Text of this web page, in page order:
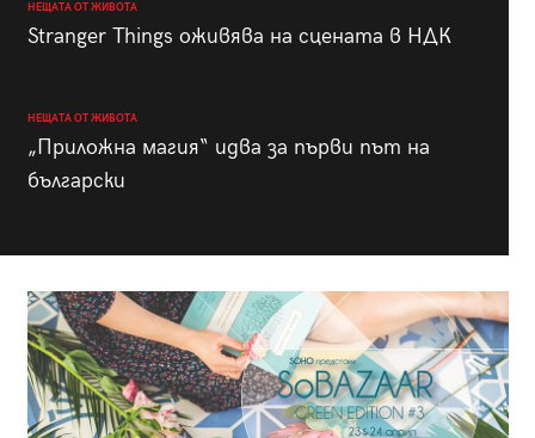
НЕЩАТА ОТ ЖИВОТА
Stranger Things оживява на сцената в НДК
НЕЩАТА ОТ ЖИВОТА
„Приложна магия“ идва за първи път на
български